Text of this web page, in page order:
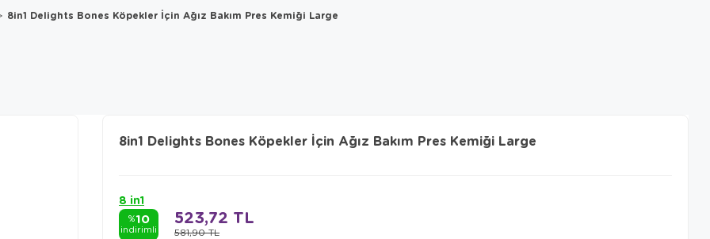
8in1 Delights Bones Köpekler İçin Ağız Bakım Pres Kemiği Large
8in1 Delights Bones Köpekler İçin Ağız Bakım Pres Kemiği Large
8 in1
%10
indirimli 581,90 TL
523,72 TL